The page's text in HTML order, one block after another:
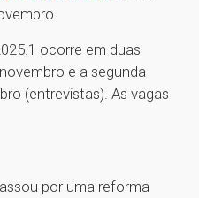
ocorre em duas
e a segunda
(entrevistas). As vagas
por uma reforma